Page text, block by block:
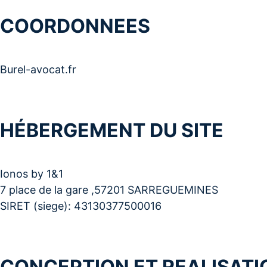
COORDONNEES
Burel-avocat.fr
HÉBERGEMENT DU SITE
Ionos by 1&1
7 place de la gare ,57201 SARREGUEMINES
SIRET (siege): 43130377500016